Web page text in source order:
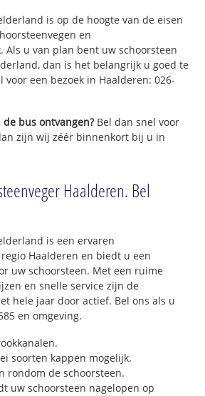
is op de hoogte van de eisen
en
Als u van plan bent uw schoorsteen
dan is het belangrijk u goed te
voor een bezoek in Haalderen: 026-
bus ontvangen?Bel dan snel voor
zijn wij zéér binnenkort bij u in
Haalderen. Bel
is een ervaren
Haalderen en biedt u een
uw schoorsteen. Met een ruime
en snelle service zijn de
hele jaar door actief. Bel ons als u
en omgeving.
soorten kappen mogelijk.
rondom de schoorsteen.
uw schoorsteen nagelopen op